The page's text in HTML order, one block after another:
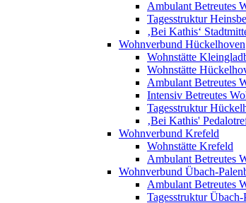
Ambulant Betreutes
Tagesstruktur
‚Bei Kathis‘
Wohnverbund Hückelhoven
Wohnstätte
Wohnstätte
Ambulant Betreutes
Intensiv Betreutes
Tagesstruktur
‚Bei Kathis'
Wohnverbund Krefeld
Wohnstätte Krefeld
Ambulant Betreutes
Wohnverbund Übach-
Ambulant Betreutes
Tagesstruktur Übach-